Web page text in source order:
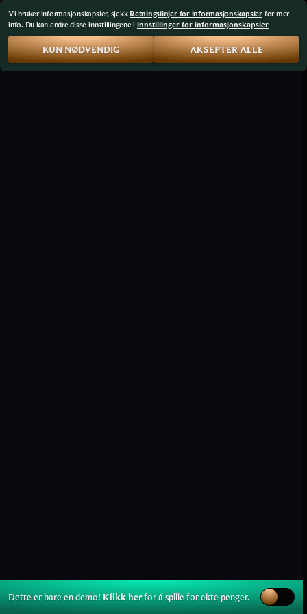
Dette er bare en demo!Klikk herfor å spille for ekte penger.
Vi bruker informasjonskapsler, sjekkRetningslinjer for informasjonskapsler for mer
info. Du kan endre disse innstillingene i innstillinger for informasjonskapsler
KUN NØDVENDIG AKSEPTER ALLE